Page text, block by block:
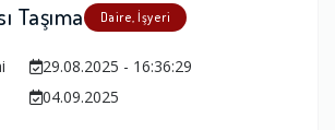
Taşıma Daire, İşyeri
29.08.2025 - 16:36:29
04.09.2025